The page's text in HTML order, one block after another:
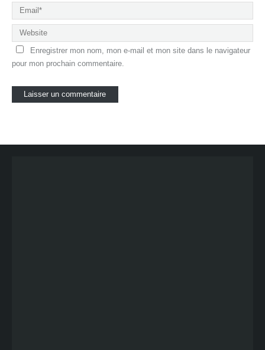
Enregistrer mon nom, mon e-mail et mon site dans le navigateur
pour mon prochain commentaire.